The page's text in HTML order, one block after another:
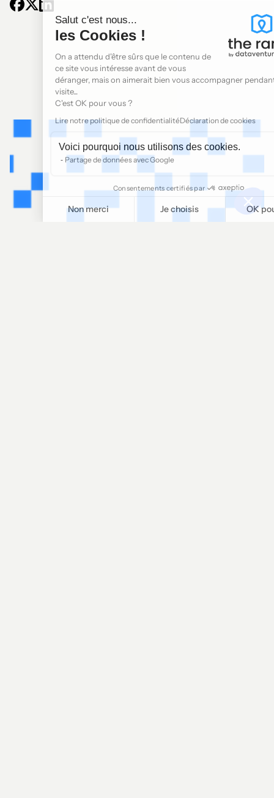
Salut c'est nous...
les Cookies !
On a attendu d'être sûrs que le contenu de
ce site vous intéresse avant de vous
déranger, mais on aimerait bien vous accompagner pendant votre
C'est OK pour vous ?
Lire notre politique de confidentialitéDéclaration de cookies
Voici pourquoi nous utilisons des cookies.
Partage de données avec Google
Consentements certifiés par
Non merci Je choisis OK pour moi